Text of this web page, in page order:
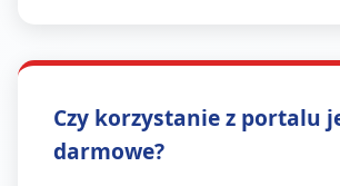
Czy korzystanie z portalu
darmowe?